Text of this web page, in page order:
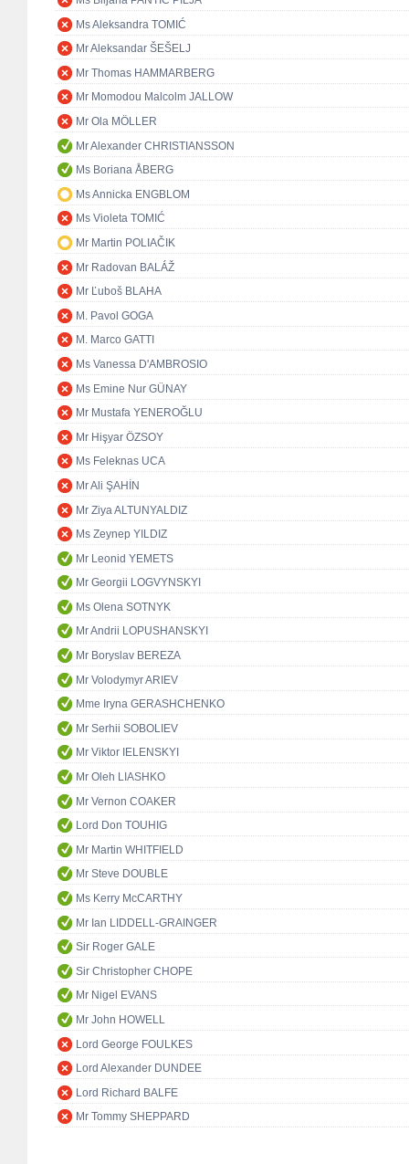
Ms Aleksandra TOMIĆ
Mr Aleksandar ŠEŠELJ
Mr Thomas HAMMARBERG
Mr Momodou Malcolm JALLOW
Mr Ola MÖLLER
Mr Alexander CHRISTIANSSON
Ms Boriana ÅBERG
Ms Annicka ENGBLOM
Ms Violeta TOMIĆ
Mr Martin POLIAČIK
Mr Radovan BALÁŽ
Mr Ľuboš BLAHA
M. Pavol GOGA
M. Marco GATTI
Ms Vanessa D'AMBROSIO
Ms Emine Nur GÜNAY
Mr Mustafa YENEROĞLU
Mr Hişyar ÖZSOY
Ms Feleknas UCA
Mr Ali ŞAHİN
Mr Ziya ALTUNYALDIZ
Ms Zeynep YILDIZ
Mr Leonid YEMETS
Mr Georgii LOGVYNSKYI
Ms Olena SOTNYK
Mr Andrii LOPUSHANSKYI
Mr Boryslav BEREZA
Mr Volodymyr ARIEV
Mme Iryna GERASHCHENKO
Mr Serhii SOBOLIEV
Mr Viktor IELENSKYI
Mr Oleh LIASHKO
Mr Vernon COAKER
Lord Don TOUHIG
Mr Martin WHITFIELD
Mr Steve DOUBLE
Ms Kerry McCARTHY
Mr Ian LIDDELL-GRAINGER
Sir Roger GALE
Sir Christopher CHOPE
Mr Nigel EVANS
Mr John HOWELL
Lord George FOULKES
Lord Alexander DUNDEE
Lord Richard BALFE
Mr Tommy SHEPPARD